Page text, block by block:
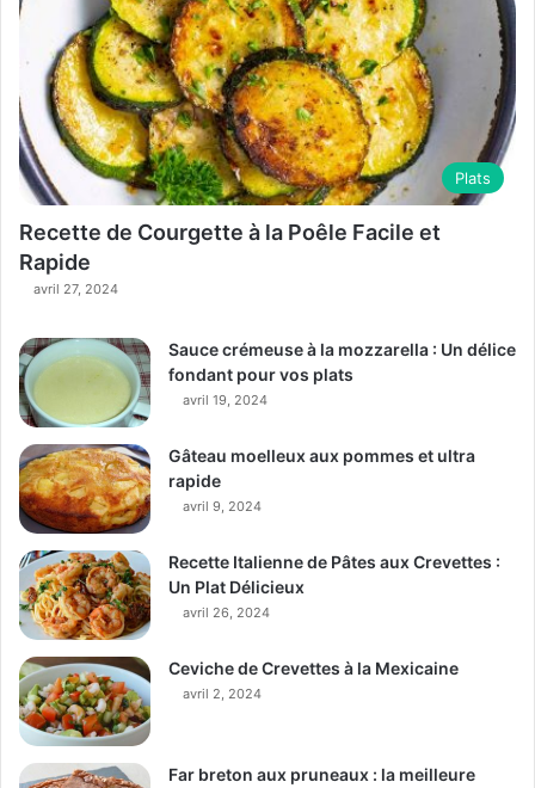
Plats
Recette de Courgette à la Poêle Facile et
Rapide
avril 27, 2024
Sauce crémeuse à la mozzarella : Un délice
fondant pour vos plats
avril 19, 2024
Gâteau moelleux aux pommes et ultra
rapide
avril 9, 2024
Recette Italienne de Pâtes aux Crevettes :
Un Plat Délicieux
avril 26, 2024
Ceviche de Crevettes à la Mexicaine
avril 2, 2024
Far breton aux pruneaux : la meilleure